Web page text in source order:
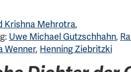
Krishna Mehrotra,
Uwe Michael Gutzschhahn,
Wenner, Henning Ziebritzki